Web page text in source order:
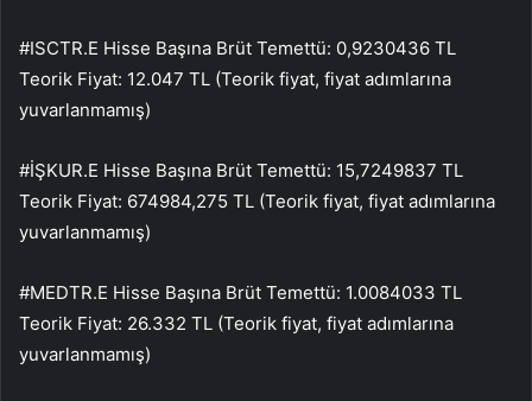
#ISCTR.E Hisse Başına Brüt Temettü: 0,9230436 TL
Teorik Fiyat: 12.047 TL (Teorik fiyat, fiyat adımlarına
yuvarlanmamış)
#İŞKUR.E Hisse Başına Brüt Temettü: 15,7249837 TL
Teorik Fiyat: 674984,275 TL (Teorik fiyat, fiyat adımlarına
yuvarlanmamış)
#MEDTR.E Hisse Başına Brüt Temettü: 1.0084033 TL
Teorik Fiyat: 26.332 TL (Teorik fiyat, fiyat adımlarına
yuvarlanmamış)